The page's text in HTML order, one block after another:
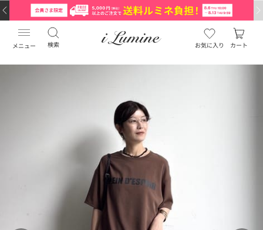
メニュー 検索 お気に入り カート